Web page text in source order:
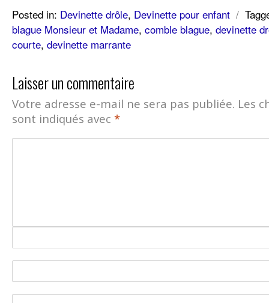
Posted in: Devinette drôle, Devinette pour enfant /
blague Monsieur et Madame, comble blague, devinette
courte, devinette marrante
Laisser un commentaire
Votre adresse e-mail ne sera pas publiée. Les
sont indiqués avec *